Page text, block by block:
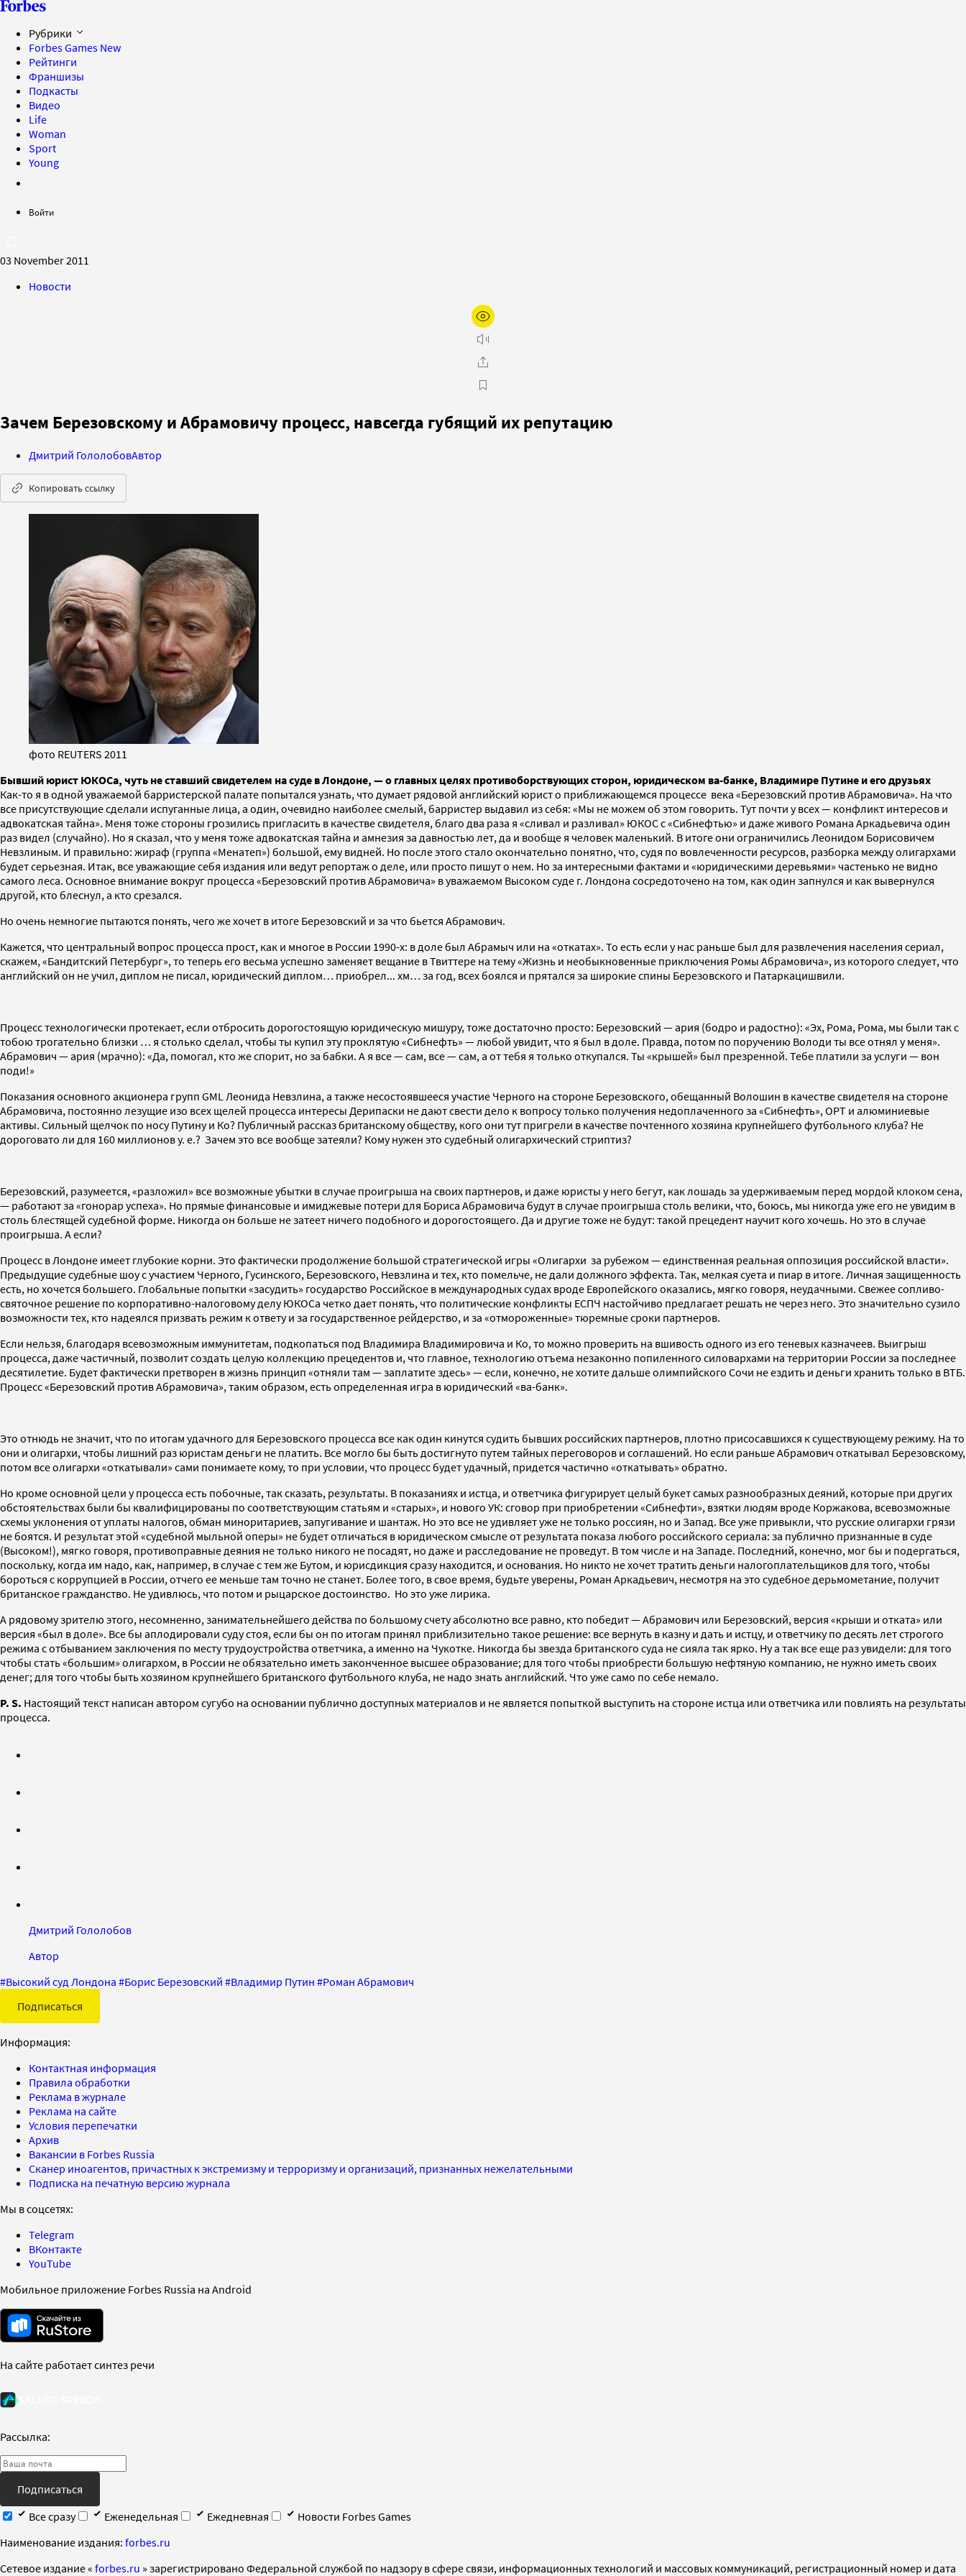
Рубрики
Forbes Games New
Рейтинги
Франшизы
Подкасты
Видео
Life
Woman
Sport
Young
Войти
03 November 2011
Новости
Зачем Березовскому и Абрамовичу процесс, навсегда губящий их репутацию
Дмитрий ГололобовАвтор
Копировать ссылку
фото REUTERS 2011
Бывший юрист ЮКОСа, чуть не ставший свидетелем на суде в Лондоне, — о главных целях противоборствующих сторон, юридическом ва-банке, Владимире Путине и его друзьях
Как-то я в одной уважаемой барристерской палате попытался узнать, что думает рядовой английский юрист о приближающемся процессе века «Березовский против Абрамовича». На что
все присутствующие сделали испуганные лица, а один, очевидно наиболее смелый, барристер выдавил из себя: «Мы не можем об этом говорить. Тут почти у всех — конфликт интересов и
адвокатская тайна». Меня тоже стороны грозились пригласить в качестве свидетеля, благо два раза я «сливал и разливал» ЮКОС с «Сибнефтью» и даже живого Романа Аркадьевича один
раз видел (случайно). Но я сказал, что у меня тоже адвокатская тайна и амнезия за давностью лет, да и вообще я человек маленький. В итоге они ограничились Леонидом Борисовичем
Невзлиным. И правильно: жираф (группа «Менатеп») большой, ему видней. Но после этого стало окончательно понятно, что, судя по вовлеченности ресурсов, разборка между олигархами
будет серьезная. Итак, все уважающие себя издания или ведут репортаж о деле, или просто пишут о нем. Но за интересными фактами и «юридическими деревьями» частенько не видно
самого леса. Основное внимание вокруг процесса «Березовский против Абрамовича» в уважаемом Высоком суде г. Лондона сосредоточено на том, как один запнулся и как вывернулся
другой, кто блеснул, а кто срезался.
Но очень немногие пытаются понять, чего же хочет в итоге Березовский и за что бьется Абрамович.
Кажется, что центральный вопрос процесса прост, как и многое в России 1990-х: в доле был Абрамыч или на «откатах». То есть если у нас раньше был для развлечения населения сериал,
скажем, «Бандитский Петербург», то теперь его весьма успешно заменяет вещание в Твиттере на тему «Жизнь и необыкновенные приключения Ромы Абрамовича», из которого следует, что
английский он не учил, диплом не писал, юридический диплом… приобрел... хм… за год, всех боялся и прятался за широкие спины Березовского и Патаркацишвили.
Процесс технологически протекает, если отбросить дорогостоящую юридическую мишуру, тоже достаточно просто: Березовский — ария (бодро и радостно): «Эх, Рома, Рома, мы были так с
тобою трогательно близки … я столько сделал, чтобы ты купил эту проклятую «Сибнефть» — любой увидит, что я был в доле. Правда, потом по поручению Володи ты все отнял у меня».
Абрамович — ария (мрачно): «Да, помогал, кто же спорит, но за бабки. А я все — сам, все — сам, а от тебя я только откупался. Ты «крышей» был презренной. Тебе платили за услуги — вон
поди!»
Показания основного акционера групп GML Леонида Невзлина, а также несостоявшееся участие Черного на стороне Березовского, обещанный Волошин в качестве свидетеля на стороне
Абрамовича, постоянно лезущие изо всех щелей процесса интересы Дерипаски не дают свести дело к вопросу только получения недоплаченного за «Сибнефть», ОРТ и алюминиевые
активы. Сильный щелчок по носу Путину и Ко? Публичный рассказ британскому обществу, кого они тут пригрели в качестве почтенного хозяина крупнейшего футбольного клуба? Не
дороговато ли для 160 миллионов у. е.? Зачем это все вообще затеяли? Кому нужен это судебный олигархический стриптиз?
Березовский, разумеется, «разложил» все возможные убытки в случае проигрыша на своих партнеров, и даже юристы у него бегут, как лошадь за удерживаемым перед мордой клоком сена,
— работают за «гонорар успеха». Но прямые финансовые и имиджевые потери для Бориса Абрамовича будут в случае проигрыша столь велики, что, боюсь, мы никогда уже его не увидим в
столь блестящей судебной форме. Никогда он больше не затеет ничего подобного и дорогостоящего. Да и другие тоже не будут: такой прецедент научит кого хочешь. Но это в случае
проигрыша. А если?
Процесс в Лондоне имеет глубокие корни. Это фактически продолжение большой стратегической игры «Олигархи за рубежом — единственная реальная оппозиция российской власти».
Предыдущие судебные шоу с участием Черного, Гусинского, Березовского, Невзлина и тех, кто помельче, не дали должного эффекта. Так, мелкая суета и пиар в итоге. Личная защищенность
есть, но хочется большего. Глобальные попытки «засудить» государство Российское в международных судах вроде Европейского оказались, мягко говоря, неудачными. Свежее сопливо-
святочное решение по корпоративно-налоговому делу ЮКОСа четко дает понять, что политические конфликты ЕСПЧ настойчиво предлагает решать не через него. Это значительно сузило
возможности тех, кто надеялся призвать режим к ответу и за государственное рейдерство, и за «отмороженные» тюремные сроки партнеров.
Если нельзя, благодаря всевозможным иммунитетам, подкопаться под Владимира Владимировича и Ко, то можно проверить на вшивость одного из его теневых казначеев. Выигрыш
процесса, даже частичный, позволит создать целую коллекцию прецедентов и, что главное, технологию отъема незаконно попиленного силовархами на территории России за последнее
десятилетие. Будет фактически претворен в жизнь принцип «отняли там — заплатите здесь» — если, конечно, не хотите дальше олимпийского Сочи не ездить и деньги хранить только в ВТБ.
Процесс «Березовский против Абрамовича», таким образом, есть определенная игра в юридический «ва-банк».
Это отнюдь не значит, что по итогам удачного для Березовского процесса все как один кинутся судить бывших российских партнеров, плотно присосавшихся к существующему режиму. На то
они и олигархи, чтобы лишний раз юристам деньги не платить. Все могло бы быть достигнуто путем тайных переговоров и соглашений. Но если раньше Абрамович откатывал Березовскому,
потом все олигархи «откатывали» сами понимаете кому, то при условии, что процесс будет удачный, придется частично «откатывать» обратно.
Но кроме основной цели у процесса есть побочные, так сказать, результаты. В показаниях и истца, и ответчика фигурирует целый букет самых разнообразных деяний, которые при других
обстоятельствах были бы квалифицированы по соответствующим статьям и «старых», и нового УК: сговор при приобретении «Сибнефти», взятки людям вроде Коржакова, всевозможные
схемы уклонения от уплаты налогов, обман миноритариев, запугивание и шантаж. Но это все не удивляет уже не только россиян, но и Запад. Все уже привыкли, что русские олигархи грязи
не боятся. И результат этой «судебной мыльной оперы» не будет отличаться в юридическом смысле от результата показа любого российского сериала: за публично признанные в суде
(Высоком!), мягко говоря, противоправные деяния не только никого не посадят, но даже и расследование не проведут. В том числе и на Западе. Последний, конечно, мог бы и подергаться,
поскольку, когда им надо, как, например, в случае с тем же Бутом, и юрисдикция сразу находится, и основания. Но никто не хочет тратить деньги налогоплательщиков для того, чтобы
бороться с коррупцией в России, отчего ее меньше там точно не станет. Более того, в свое время, будьте уверены, Роман Аркадьевич, несмотря на это судебное дерьмометание, получит
британское гражданство. Не удивлюсь, что потом и рыцарское достоинство. Но это уже лирика.
А рядовому зрителю этого, несомненно, занимательнейшего действа по большому счету абсолютно все равно, кто победит — Абрамович или Березовский, версия «крыши и отката» или
версия «был в доле». Все бы аплодировали суду стоя, если бы он по итогам принял приблизительно такое решение: все вернуть в казну и дать и истцу, и ответчику по десять лет строгого
режима с отбыванием заключения по месту трудоустройства ответчика, а именно на Чукотке. Никогда бы звезда британского суда не сияла так ярко. Ну а так все еще раз увидели: для того
чтобы стать «большим» олигархом, в России не обязательно иметь законченное высшее образование; для того чтобы приобрести большую нефтяную компанию, не нужно иметь своих
денег; для того чтобы быть хозяином крупнейшего британского футбольного клуба, не надо знать английский. Что уже само по себе немало.
P. S. Настоящий текст написан автором сугубо на основании публично доступных материалов и не является попыткой выступить на стороне истца или ответчика или повлиять на результаты
процесса.
Дмитрий Гололобов
Автор
#Высокий суд Лондона #Борис Березовский #Владимир Путин #Роман Абрамович
Подписаться
Информация:
Контактная информация
Правила обработки
Реклама в журнале
Реклама на сайте
Условия перепечатки
Архив
Вакансии в Forbes Russia
Сканер иноагентов, причастных к экстремизму и терроризму и организаций, признанных нежелательными
Подписка на печатную версию журнала
Мы в соцсетях:
Telegram
ВКонтакте
YouTube
Мобильное приложение Forbes Russia на Android
На сайте работает синтез речи
Рассылка:
Подписаться
Все сразу
Еженедельная Ежедневная
Новости Forbes Games
Наименование издания: forbes.ru
Cетевое издание « forbes.ru » зарегистрировано Федеральной службой по надзору в сфере связи, информационных технологий и массовых коммуникаций, регистрационный номер и дата